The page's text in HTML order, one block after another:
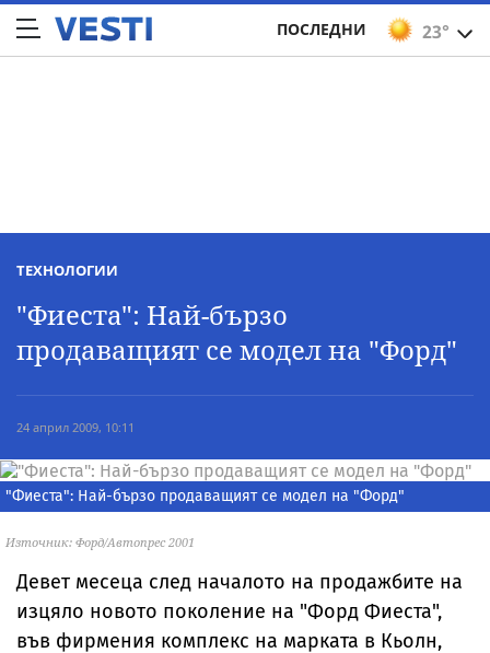
23°
ПОСЛЕДНИ
ТЕХНОЛОГИИ
"Фиеста": Най-бързо
продаващият се модел на "Форд"
24 април 2009, 10:11
"Фиеста": Най-бързо продаващият се модел на "Форд"
Източник: Форд/Автопрес 2001
Девет месеца след началото на продажбите на
изцяло новото поколение на "Форд Фиеста",
във фирмения комплекс на марката в Кьолн,